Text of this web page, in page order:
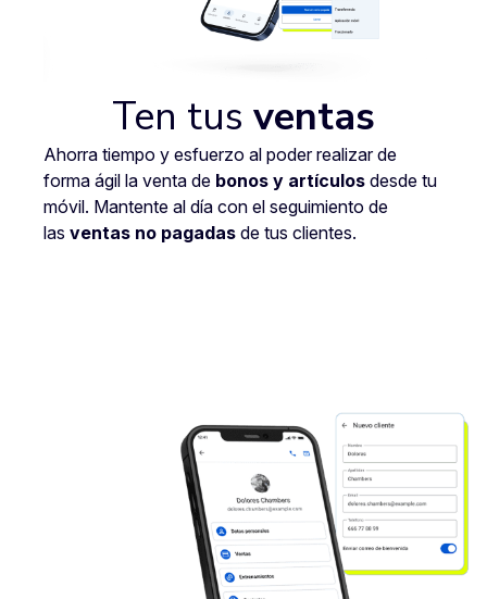
Ten tus ventas
Ahorra tiempo y esfuerzo al poder realizar de
forma ágil la venta de bonos y artículos desde tu
móvil. Mantente al día con el seguimiento de
las ventas no pagadas de tus clientes.